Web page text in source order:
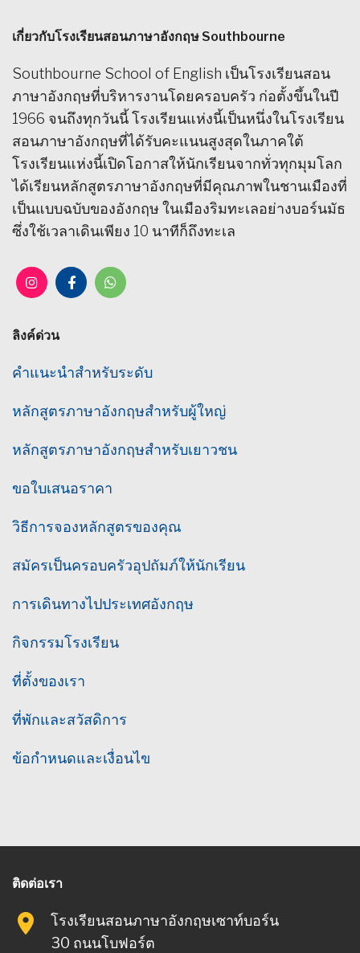
เกี่ยวกับโรงเรียนสอนภาษาอังกฤษ Southbourne
Southbourne School of English เป็นโรงเรียนสอน
ภาษาอังกฤษที่บริหารงานโดยครอบครัว ก่อตั้งขึ้นในปี
1966 จนถึงทุกวันนี้ โรงเรียนแห่งนี้เป็นหนึ่งในโรงเรียน
สอนภาษาอังกฤษที่ได้รับคะแนนสูงสุดในภาคใต้
โรงเรียนแห่งนี้เปิดโอกาสให้นักเรียนจากทั่วทุกมุมโลก
ได้เรียนหลักสูตรภาษาอังกฤษที่มีคุณภาพในชานเมืองที่
เป็นแบบฉบับของอังกฤษ ในเมืองริมทะเลอย่างบอร์นมัธ
ซึ่งใช้เวลาเดินเพียง 10 นาทีก็ถึงทะเล
ลิงค์ด่วน
คำแนะนำสำหรับระดับ
หลักสูตรภาษาอังกฤษสำหรับผู้ใหญ่
หลักสูตรภาษาอังกฤษสำหรับเยาวชน
ขอใบเสนอราคา
วิธีการจองหลักสูตรของคุณ
สมัครเป็นครอบครัวอุปถัมภ์ให้นักเรียน
การเดินทางไปประเทศอังกฤษ
กิจกรรมโรงเรียน
ที่ตั้งของเรา
ที่พักและสวัสดิการ
ข้อกำหนดและเงื่อนไข
ติดต่อเรา
โรงเรียนสอนภาษาอังกฤษเซาท์บอร์น
30 ถนนโบฟอร์ต